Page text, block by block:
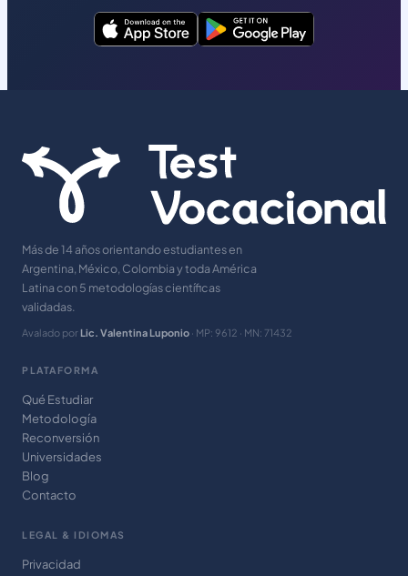
Más de 14 años orientando estudiantes en
Argentina, México, Colombia y toda América
Latina con 5 metodologías científicas
validadas.
Avalado por Lic. Valentina Luponio · MP: 9612 · MN: 71432
PLATAFORMA
Qué Estudiar
Metodología
Reconversión
Universidades
Blog
Contacto
LEGAL & IDIOMAS
Privacidad